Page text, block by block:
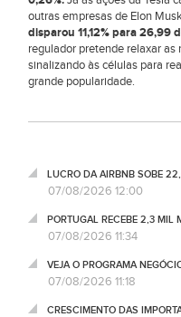
outras empresas de Elon
disparou 11,12% para 26,99
regulador pretende relaxar
sinalizando às células para
grande popularidade.
LUCRO DA AIRBNB SOBE
07/08/2026 12:00
PORTUGAL RECEBE 2,3 MIL
07/08/2026 11:34
VEJA O PROGRAMA
07/08/2026 11:18
CRESCIMENTO DAS